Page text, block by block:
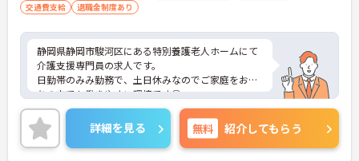
交通費支給
退職金制度あり
静岡県静岡市駿河区にある特別養護老人ホームにて
介護支援専門員の求人です。
日勤帯のみみ勤務で、土日休みなのでご家庭をお持
ちの方でも働きやすい環境です◎
ご興味お持ちの方はお気軽にお問い合わせくださ
い！
詳細を見る 無料 紹介してもらう